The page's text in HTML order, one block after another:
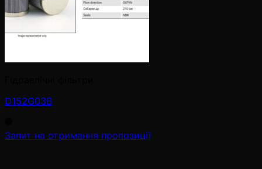
D152G03B
Запит на отримання пропозиції